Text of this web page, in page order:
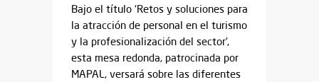
Bajo el título ‘Retos y soluciones para
la atracción de personal en el turismo
y la profesionalización del sector’,
esta mesa redonda, patrocinada por
MAPAL, versará sobre las diferentes